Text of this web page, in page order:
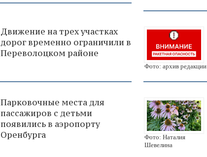
Движение на трех участках
дорог временно ограничили в
Переволоцком районе
Фото: архив редакции
Парковочные места для
пассажиров с детьми
появились в аэропорту
Оренбурга
Фото: Наталия
Шевелина